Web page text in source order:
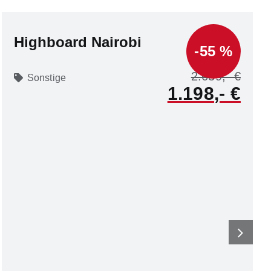
Highboard Nairobi
-55 %
Sonstige 2.639
1.198